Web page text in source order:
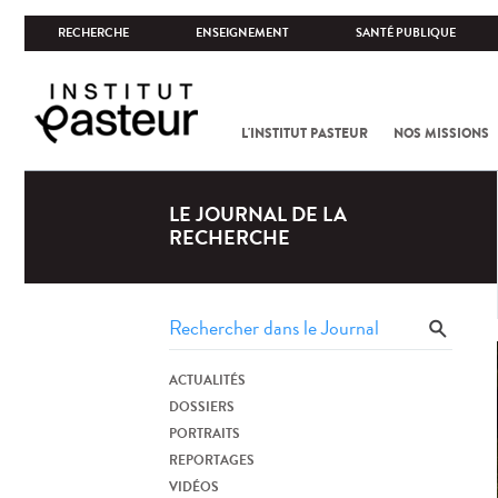
RECHERCHE ENSEIGNEMENT SANTÉ PUBLIQUE
L'INSTITUT PASTEUR NOS MISSIONS
LE JOURNAL DE LA
RECHERCHE
ACTUALITÉS
DOSSIERS
PORTRAITS
REPORTAGES
VIDÉOS